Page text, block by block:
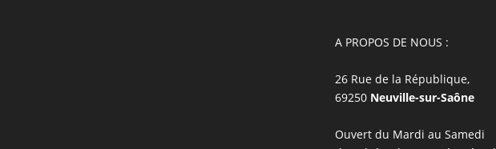
A PROPOS DE NOUS :
26 Rue de la République,
69250 Neuville-sur-Saône
Ouvert du Mardi au Samedi